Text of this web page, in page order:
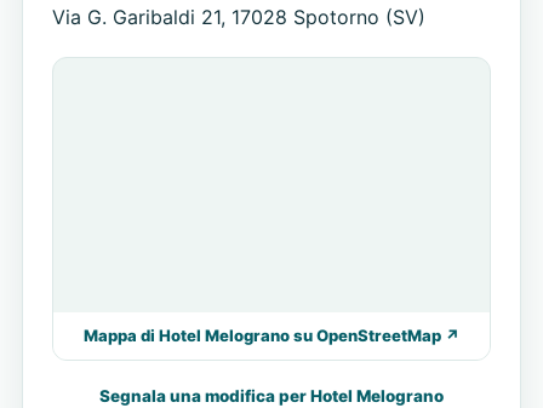
Via G. Garibaldi 21, 17028 Spotorno (SV)
Mappa di Hotel Melograno su OpenStreetMap ↗
Segnala una modifica per Hotel Melograno